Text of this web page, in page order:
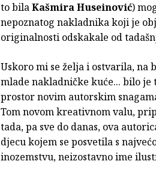
to bilaKašmira Huseinović)
nepoznatog nakladnika koji je
originalnosti odskakale od
Uskoro mi se želja i ostvarila, na
mlade nakladničke kuće... bilo
prostor novim autorskim
Tom novom kreativnom valu,
tada, pa sve do danas, ova
djecu kojem se posvetila s
inozemstvu, neizostavno ime